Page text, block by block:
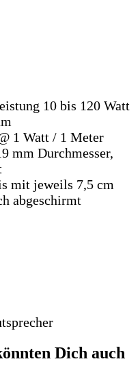
10 bis 120 Watt
1 Watt / 1 Meter
mm Durchmesser,
mit jeweils 7,5 cm
abgeschirmt
Dich auch